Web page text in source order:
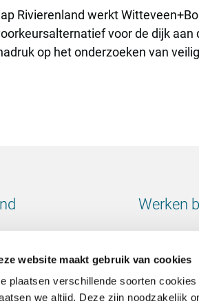
website maakt gebruik van cookies
plaatsen verschillende soorten
we altijd. Deze zijn noodzakelijk
Rivierenland werkt
voor de dijk
op het onderzoeken van
Werken